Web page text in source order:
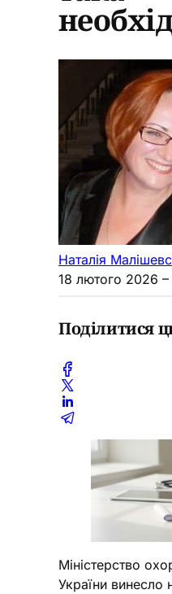
Наталія
18 лютого 2026
Поділитися
Міністерство
України винесло